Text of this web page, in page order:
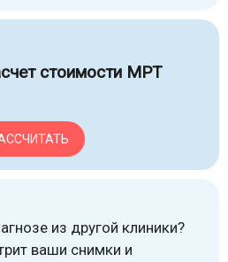
стоимости МРТ
из другой клиники?
ваши снимки и